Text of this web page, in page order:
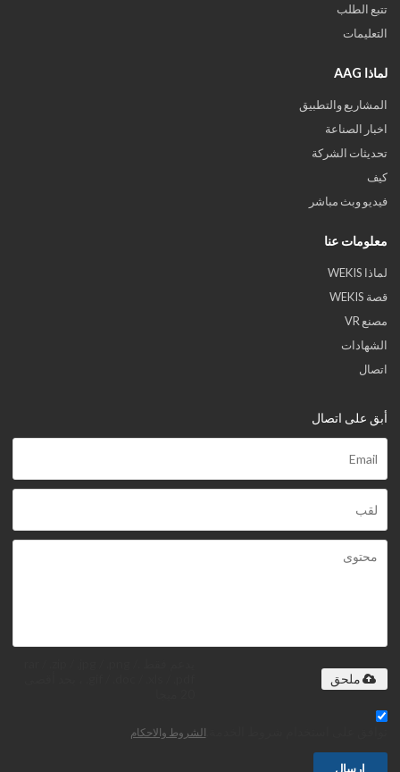
تتبع الطلب
التعليمات
لماذا AAG
المشاريع والتطبيق
اخبار الصناعة
تحديثات الشركة
كيف
فيديو وبث مباشر
معلومات عنا
لماذا WEKIS
قصة WEKIS
مصنع VR
الشهادات
اتصال
أبق على اتصال
ملحق
الشروط والاحكام
إرسال